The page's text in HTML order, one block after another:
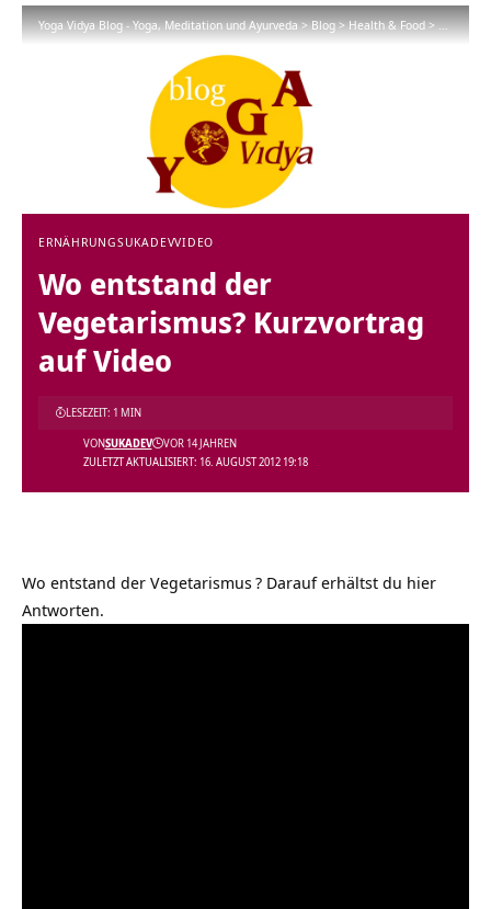
Yoga Vidya Blog - Yoga, Meditation und Ayurveda>Blog>Health & Food>
ERNÄHRUNGSUKADEVVIDEO
Wo entstand der
Vegetarismus? Kurzvortrag
auf Video
ZULETZT AKTUALISIERT: 16. AUGUST 2012 19:18
VONSUKADEV VOR 14 JAHREN
LESEZEIT: 1 MIN
Wo entstand der Vegetarismus? Darauf erhältst du hier
Antworten.